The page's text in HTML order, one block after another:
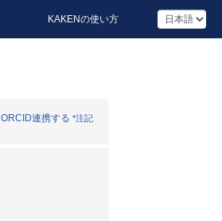
KAKENの使い方
ORCID連携する *注記